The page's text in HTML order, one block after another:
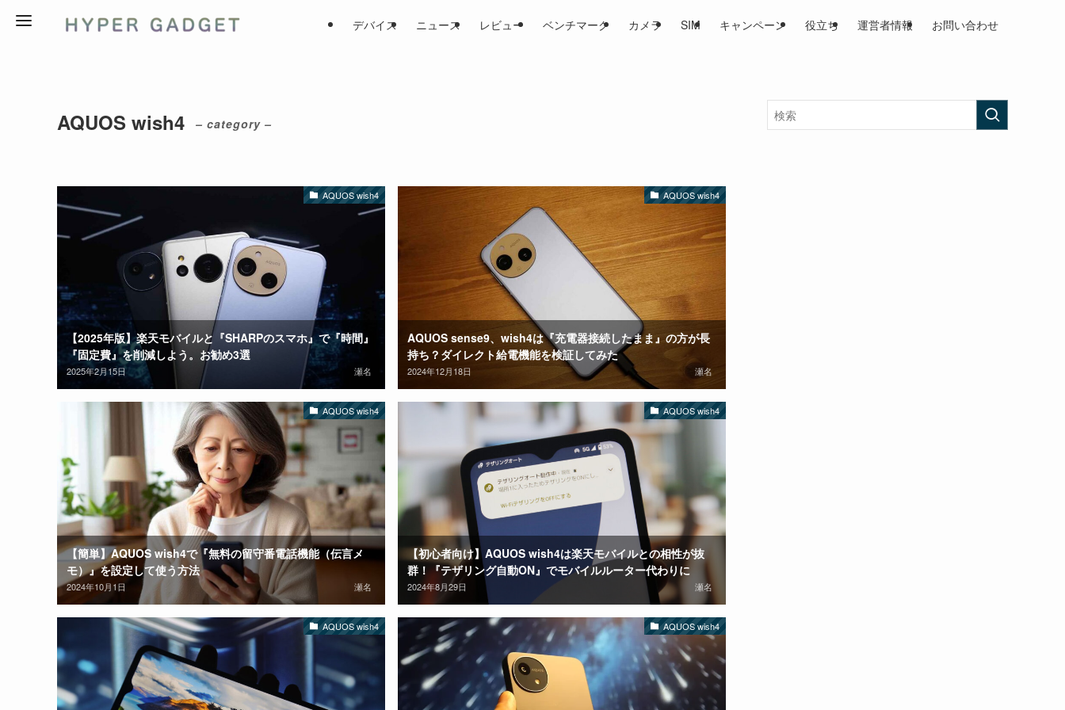
デバイス ニュース レビュー ベンチマーク カメラ SIM キャンペーン 役立ち 運営者情報 お問い合わせ
AQUOS wish4 – category –
AQUOS wish4
【2025年版】楽天モバイルと『SHARPのスマホ』で『時間』
『固定費』を削減しよう。お勧め3選
2025年2月15日 瀬名
AQUOS wish4
AQUOS sense9、wish4は『充電器接続したまま』の方が長
持ち？ダイレクト給電機能を検証してみた
2024年12月18日 瀬名
AQUOS wish4
【簡単】AQUOS wish4で『無料の留守番電話機能（伝言メ
モ）』を設定して使う方法
2024年10月1日 瀬名
AQUOS wish4
【初心者向け】AQUOS wish4は楽天モバイルとの相性が抜
群！『テザリング自動ON』でモバイルルーター代わりに
2024年8月29日 瀬名
AQUOS wish4 AQUOS wish4